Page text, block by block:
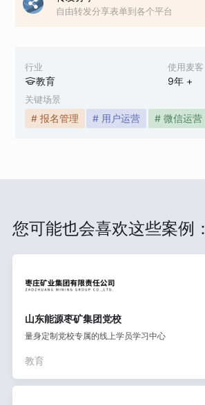
行业
教育
使用麦客
9年 +
关键场景
# 报名管理 # 用户运营 # 微信运营
自由转发分享表单到各个平台
您可能也会喜欢这些案例：
山东能源枣矿集团党校
量身定制党校专属的线上学员学习中心
教育